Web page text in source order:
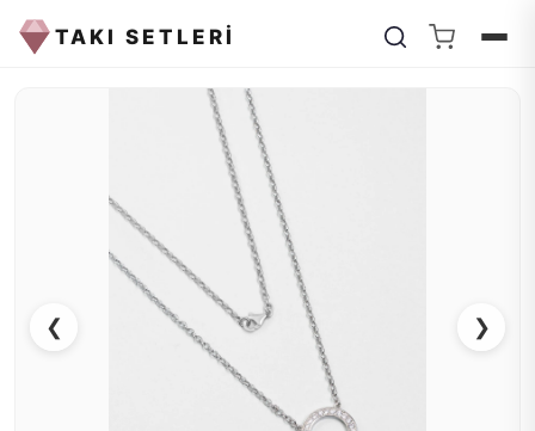
TAKI SETLERİ
❮ ❯